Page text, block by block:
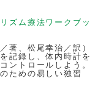
ズム療法ワークブッ
著、松尾幸治／訳）
記録し、体内時計を
ントロールしよう。
ための易しい独習